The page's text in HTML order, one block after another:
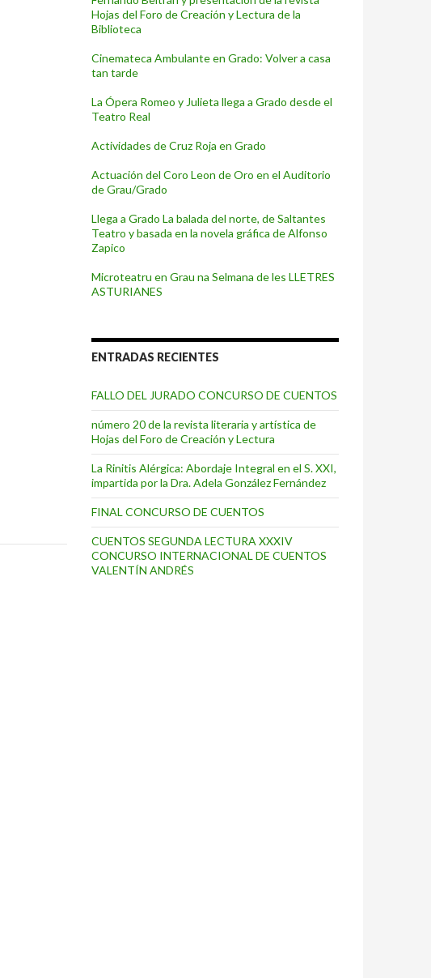
Hojas del Foro de Creación y Lectura de la
Biblioteca
Cinemateca Ambulante en Grado: Volver a casa
tan tarde
La Ópera Romeo y Julieta llega a Grado desde el
Teatro Real
Actividades de Cruz Roja en Grado
Actuación del Coro Leon de Oro en el Auditorio
de Grau/Grado
Llega a Grado La balada del norte, de Saltantes
Teatro y basada en la novela gráfica de Alfonso
Zapico
Microteatru en Grau na Selmana de les LLETRES
ASTURIANES
ENTRADAS RECIENTES
FALLO DEL JURADO CONCURSO DE CUENTOS
número 20 de la revista literaria y artística de
Hojas del Foro de Creación y Lectura
La Rinitis Alérgica: Abordaje Integral en el S. XXI,
impartida por la Dra. Adela González Fernández
FINAL CONCURSO DE CUENTOS
CUENTOS SEGUNDA LECTURA XXXIV
CONCURSO INTERNACIONAL DE CUENTOS
VALENTÍN ANDRÉS